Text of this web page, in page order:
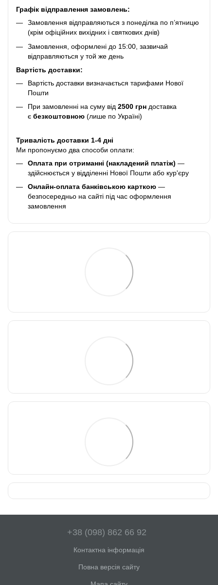
Графік відправлення замовлень:
Замовлення відправляються з понеділка по п’ятницю
(крім офіційних вихідних і святкових днів)
Замовлення, оформлені до 15:00, зазвичай
відправляються у той же день
Вартість доставки:
Вартість доставки визначається тарифами Нової
Пошти
При замовленні на суму від 2500 грн доставка
є безкоштовною (лише по Україні)
Тривалість доставки 1-4 дні
Ми пропонуємо два способи оплати:
Оплата при отриманні (накладений платіж) —
здійснюється у відділенні Нової Пошти або кур'єру
Онлайн-оплата банківською карткою —
безпосередньо на сайті під час оформлення
замовлення
+38 (098) 862 66 92
Контактна інформація
Повна версія сайту